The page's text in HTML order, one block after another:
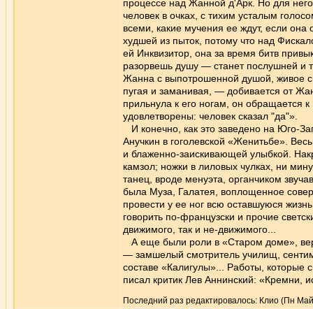
процессе над Жанной д'Арк. Но для
человек в очках, с тихим усталым
всеми, какие мучения ее ждут, если
худшей из пыток, потому что над
ей Инквизитор, она за время битв
разорвешь душу — станет послушней и
Жанна с выпотрошенной душой, живое
пугая и заманивая, — добивается от
прильнула к его ногам, он обращается
удовлетворены: человек сказал "да"».
И конечно, как это заведено на Юго-
Анучкин в гоголевской «Женитьбе».
и блаженно-заискивающей улыбкой.
камзол; ножки в лиловых чулках, ни
танец, вроде менуэта, органчиком
была Муза, Галатея, воплощенное
провести у ее ног всю оставшуюся
говорить по-французски и прочие
движимого, так и не-движимого...
А еще были роли в «Старом доме»,
— замшелый смотритель училищ,
составе «Калигулы»... Работы, которые
писал критик Лев Аннинский: «Кремни,
Последний раз редактировалось: Клио (Пн